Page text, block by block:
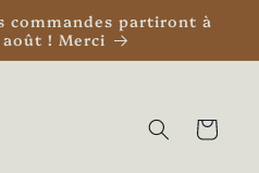
commandes partiront à
! Merci
Panier